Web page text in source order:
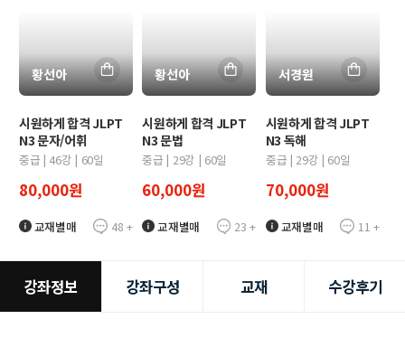
황선아
시원하게 합격 JLPT
N3 문자/어휘
중급 | 46강 | 60일
80,000원
교재별매 48 +
황선아
시원하게 합격 JLPT
N3 문법
중급 | 29강 | 60일
60,000원
교재별매 23 +
서경원
시원하게 합격 JLPT
N3 독해
중급 | 29강 | 60일
70,000원
교재별매 11 +
강좌정보 강좌구성 교재 수강후기